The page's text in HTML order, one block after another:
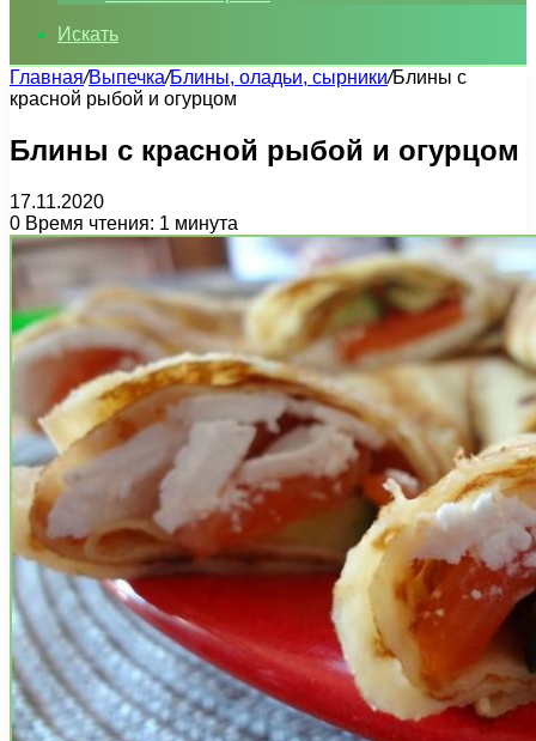
Искать
Главная/Выпечка/Блины, оладьи, сырники/Блины с
красной рыбой и огурцом
Блины с красной рыбой и огурцом
17.11.2020
0 Время чтения: 1 минута